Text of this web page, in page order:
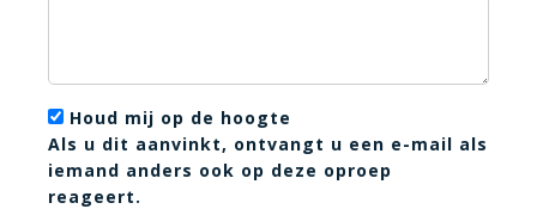
Houd mij op de hoogte
Als u dit aanvinkt, ontvangt u een e-mail als
iemand anders ook op deze oproep
reageert.